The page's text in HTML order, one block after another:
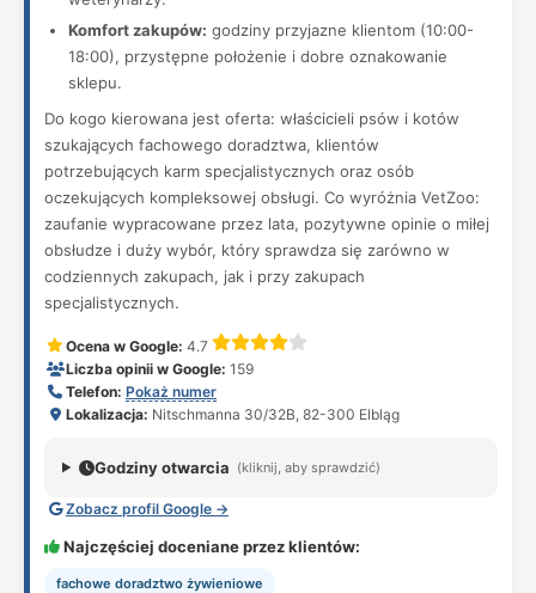
Komfort zakupów: godziny przyjazne klientom (10:00-
18:00), przystępne położenie i dobre oznakowanie
sklepu.
Do kogo kierowana jest oferta: właścicieli psów i kotów
szukających fachowego doradztwa, klientów
potrzebujących karm specjalistycznych oraz osób
oczekujących kompleksowej obsługi. Co wyróżnia VetZoo:
zaufanie wypracowane przez lata, pozytywne opinie o miłej
obsłudze i duży wybór, który sprawdza się zarówno w
codziennych zakupach, jak i przy zakupach
specjalistycznych.
Ocena w Google: 4.7
Liczba opinii w Google: 159
Telefon: Pokaż numer
Lokalizacja: Nitschmanna 30/32B, 82-300 Elbląg
Godziny otwarcia (kliknij, aby sprawdzić)
Zobacz profil Google →
Najczęściej doceniane przez klientów:
fachowe doradztwo żywieniowe